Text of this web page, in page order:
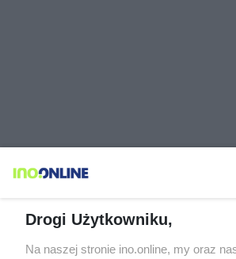
Drogi Użytkowniku,
Na naszej stronie ino.online, my oraz